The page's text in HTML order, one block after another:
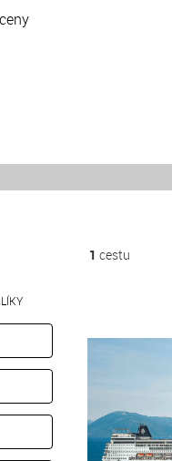
1 cestu